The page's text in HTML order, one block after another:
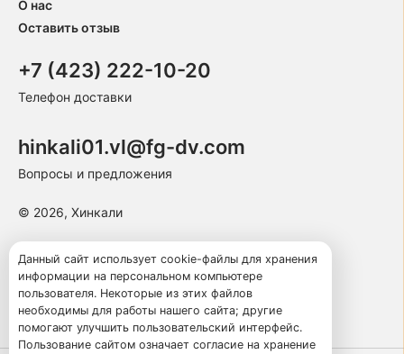
О нас
Оставить отзыв
+7 (423) 222-10-20
Телефон доставки
hinkali01.vl@fg-dv.com
Вопросы и предложения
© 2026, Хинкали
Пользовательское соглашение
Политика конфиденциальности
Публичная оферта
Данный сайт использует cookie-файлы для хранения
информации на персональном компьютере
пользователя. Некоторые из этих файлов
необходимы для работы нашего сайта; другие
помогают улучшить пользовательский интерфейс.
Пользование сайтом означает согласие на хранение